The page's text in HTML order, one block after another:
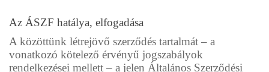
Az ÁSZF hatálya, elfogadása
A közöttünk létrejövő szerződés tartalmát – a
vonatkozó kötelező érvényű jogszabályok
rendelkezései mellett – a jelen Általános Szerződési